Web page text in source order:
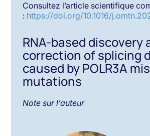
Consultez l’article scientifique
: https://doi.org/10.1016/
RNA-based discovery
correction of splicing
caused by POLR3A
mutations
Note sur l’auteur